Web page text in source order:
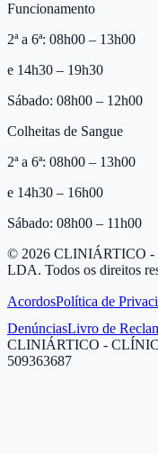
Funcionamento
2ª a 6ª: 08h00 – 13h00
e 14h30 – 19h30
Sábado: 08h00 – 12h00
Colheitas de Sangue
2ª a 6ª: 08h00 – 13h00
e 14h30 – 16h00
Sábado: 08h00 – 11h00
© 2026 CLINIÁRTICO
LDA. Todos os direitos
AcordosPolítica de
DenúnciasLivro de
CLINIÁRTICO -
509363687